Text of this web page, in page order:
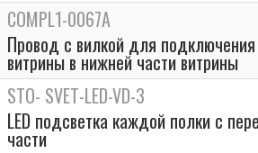
COMPL1-0067A
Провод с вилкой для подключения
витрины в нижней части витрины
STO- SVET-LED-VD-3
LED подсветка каждой полки с
части